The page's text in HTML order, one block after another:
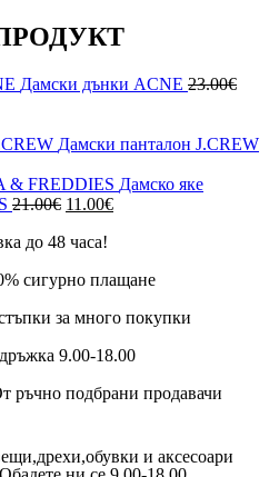
Дамски дънки ACNE 23.00€
Дамски панталон J.CREW
Дамско яке
21.00€ Original
was:
11.00€Текущата
до 48 часа!
сигурно плащане
за много покупки
9.00-18.00
ръчно подбрани продавачи
и аксесоари